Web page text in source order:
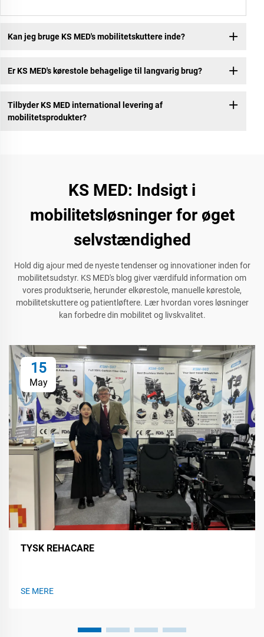
Kan jeg bruge KS MED's mobilitetskuttere inde?
Er KS MED's kørestole behagelige til langvarig brug?
Tilbyder KS MED international levering af
mobilitetsprodukter?
KS MED: Indsigt i
mobilitetsløsninger for øget
selvstændighed
Hold dig ajour med de nyeste tendenser og innovationer inden for
mobilitetsudstyr. KS MED's blog giver værdifuld information om
vores produktserie, herunder elkørestole, manuelle kørestole,
mobilitetskuttere og patientløftere. Lær hvordan vores løsninger
kan forbedre din mobilitet og livskvalitet.
15
May
TYSK REHACARE
SE MERE